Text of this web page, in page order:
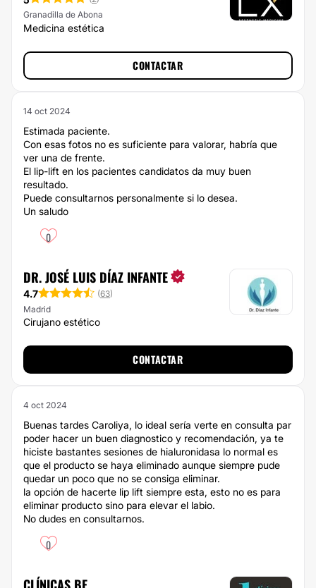
Granadilla de Abona
Medicina estética
CONTACTAR
14 oct 2024
Estimada paciente.
Con esas fotos no es suficiente para valorar, habría que
ver una de frente.
El lip-lift en los pacientes candidatos da muy buen
resultado.
Puede consultarnos personalmente si lo desea.
Un saludo
0
DR. JOSÉ LUIS DÍAZ INFANTE
4.7 (63)
Madrid
Cirujano estético
CONTACTAR
4 oct 2024
Buenas tardes Caroliya, lo ideal sería verte en consulta par
poder hacer un buen diagnostico y recomendación, ya te
hiciste bastantes sesiones de hialuronidasa lo normal es
que el producto se haya eliminado aunque siempre pude
quedar un poco que no se consiga eliminar.
la opción de hacerte lip lift siempre esta, esto no es para
eliminar producto sino para elevar el labio.
No dudes en consultarnos.
0